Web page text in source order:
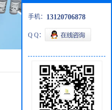
手机： 13120706878
Q Q：